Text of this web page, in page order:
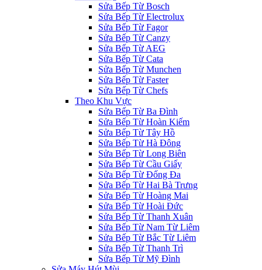
Sửa Bếp Từ Bosch
Sửa Bếp Từ Electrolux
Sửa Bếp Từ Fagor
Sửa Bếp Từ Canzy
Sửa Bếp Từ AEG
Sửa Bếp Từ Cata
Sửa Bếp Từ Munchen
Sửa Bếp Từ Faster
Sửa Bếp Từ Chefs
Theo Khu Vực
Sửa Bếp Từ Ba Đình
Sửa Bếp Từ Hoàn Kiếm
Sửa Bếp Từ Tây Hồ
Sửa Bếp Từ Hà Đông
Sửa Bếp Từ Long Biên
Sửa Bếp Từ Cầu Giấy
Sửa Bếp Từ Đống Đa
Sửa Bếp Từ Hai Bà Trưng
Sửa Bếp Từ Hoàng Mai
Sửa Bếp Từ Hoài Đức
Sửa Bếp Từ Thanh Xuân
Sửa Bếp Từ Nam Từ Liêm
Sửa Bếp Từ Bắc Từ Liêm
Sửa Bếp Từ Thanh Trì
Sửa Bếp Từ Mỹ Đình